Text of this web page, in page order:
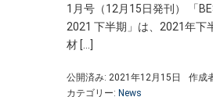
1月号（12月15日発刊） 「
2021 下半期」は、2021年下
材 […]
公開済み: 2021年12月15日 作成
カテゴリー: News